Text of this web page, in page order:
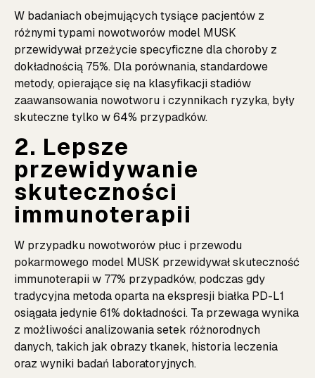
W badaniach obejmujących tysiące pacjentów z
różnymi typami nowotworów model MUSK
przewidywał przeżycie specyficzne dla choroby z
dokładnością 75%. Dla porównania, standardowe
metody, opierające się na klasyfikacji stadiów
zaawansowania nowotworu i czynnikach ryzyka, były
skuteczne tylko w 64% przypadków.
2. Lepsze
przewidywanie
skuteczności
immunoterapii
W przypadku nowotworów płuc i przewodu
pokarmowego model MUSK przewidywał skuteczność
immunoterapii w 77% przypadków, podczas gdy
tradycyjna metoda oparta na ekspresji białka PD-L1
osiągała jedynie 61% dokładności. Ta przewaga wynika
z możliwości analizowania setek różnorodnych
danych, takich jak obrazy tkanek, historia leczenia
oraz wyniki badań laboratoryjnych.